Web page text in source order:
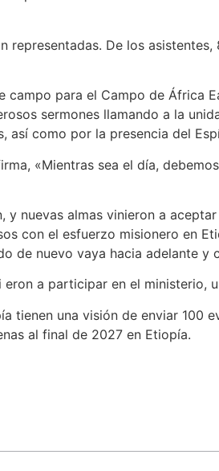
representadas. De los
campo para el Campo de África
sermones llamando a la
así como por la presencia del
«Mientras sea el día,
y nuevas almas vinieron a
con el esfuerzo misionero en
de nuevo vaya hacia adelante y
eron a participar en el
tienen una visión de enviar 100
al final de 2027 en Etiopía.